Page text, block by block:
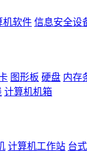
机软件 信息安全设
图形板 硬盘 内存
计算机机箱
计算机工作站 台